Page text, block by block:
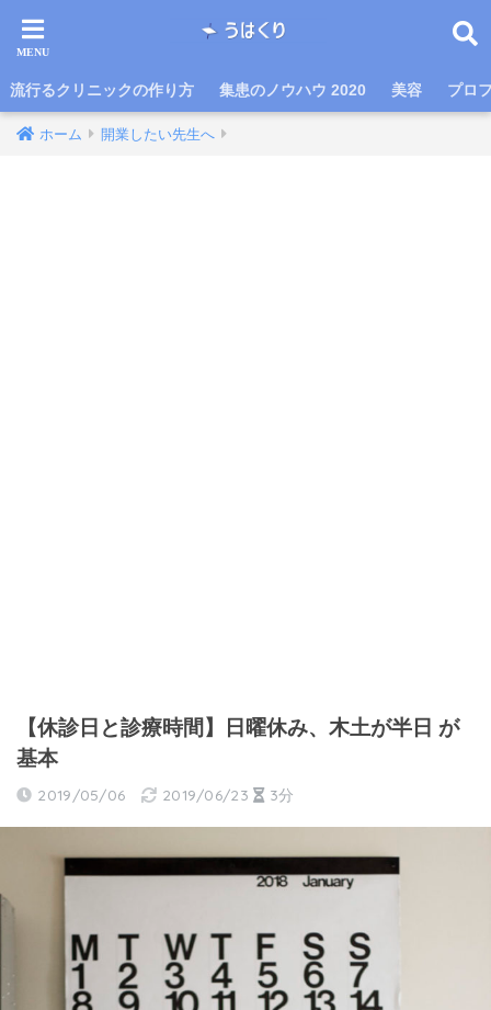
流行るクリニックの作り方 集患のノウハウ 2020 美容 プロ
ホーム 開業したい先生へ
【休診日と診療時間】日曜休み、木土が半日 が
基本
2019/05/06 2019/06/23 3分